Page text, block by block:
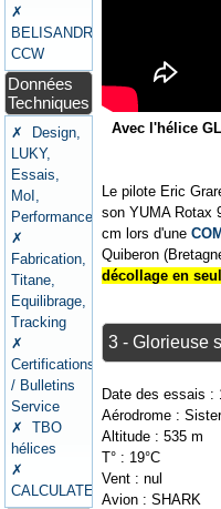
✗
BELISANDRE
CCW
Données
Techniques
✗ Design,
LUKY,
Essais,
MoI,
Performances
✗
Fabrication,
Titane,
Equilibrage,
Tracking
✗
Certifications
/ Bulletins
Service
✗ TBO
hélices
✗
CALCULATEURS
Avec l'hélice
Le pilote Eric
son YUMA Rotax
cm lors d'une
Quiberon
décollage en
3 - Glorieuse
Date des essais :
Aérodrome :
Altitude : 535 m
T° : 19°C
Vent : nul
Avion : SHARK